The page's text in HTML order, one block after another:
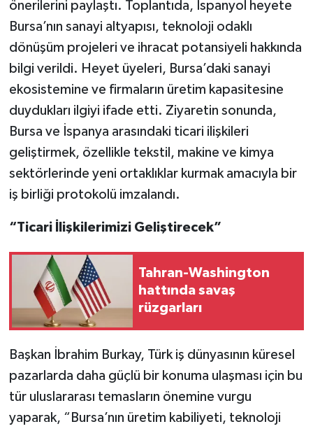
önerilerini paylaştı. Toplantıda, İspanyol heyete
Bursa’nın sanayi altyapısı, teknoloji odaklı
dönüşüm projeleri ve ihracat potansiyeli hakkında
bilgi verildi. Heyet üyeleri, Bursa’daki sanayi
ekosistemine ve firmaların üretim kapasitesine
duydukları ilgiyi ifade etti. Ziyaretin sonunda,
Bursa ve İspanya arasındaki ticari ilişkileri
geliştirmek, özellikle tekstil, makine ve kimya
sektörlerinde yeni ortaklıklar kurmak amacıyla bir
iş birliği protokolü imzalandı.
“Ticari İlişkilerimizi Geliştirecek”
Tahran-Washington
hattında savaş
rüzgarları
Başkan İbrahim Burkay, Türk iş dünyasının küresel
pazarlarda daha güçlü bir konuma ulaşması için bu
tür uluslararası temasların önemine vurgu
yaparak, “Bursa’nın üretim kabiliyeti, teknoloji